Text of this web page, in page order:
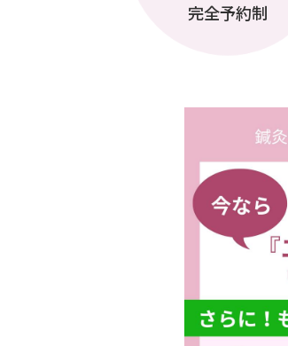
完全予約制